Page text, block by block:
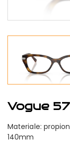
Vogue
Materiale:
140mm